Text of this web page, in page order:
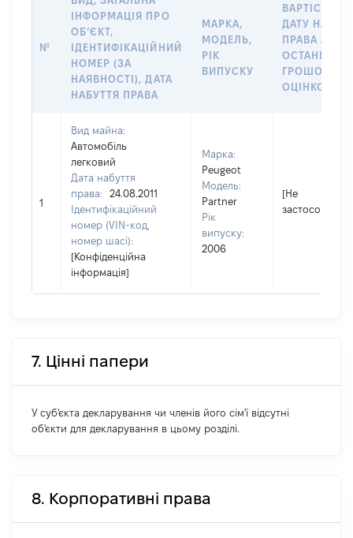
№
ІНФОРМАЦІЯ ПРО
ОБʼЄКТ,
ІДЕНТИФІКАЦІЙНИЙ
НОМЕР (ЗА
НАЯВНОСТІ), ДАТА
НАБУТТЯ ПРАВА
МАРКА,
МОДЕЛЬ,
РІК
ВИПУСКУ
ВАРТІСТЬ НА
ДАТУ
ПРАВА АБО
ГРОШОВОЮ
ОЦІНКОЮ,
1
Вид майна:
Автомобіль
легковий
Дата набуття
права:
24.08.2011
Ідентифікаційний
номер (VIN-код,
номер шасі):
[Конфіденційна
інформація]
Марка:
Peugeot
Модель:
Partner
Рік
випуску:
2006
[Не
7. Цінні папери
У суб'єкта декларування чи членів його сім'ї відсутні
об'єкти для декларування в цьому розділі.
8. Корпоративні права